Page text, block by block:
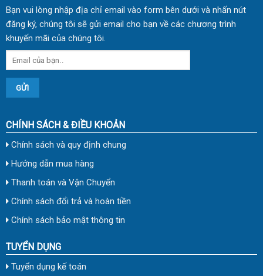
Bạn vui lòng nhập địa chỉ email vào form bên dưới và nhấn nút
đăng ký, chúng tôi sẽ gửi email cho bạn về các chương trình
khuyến mãi của chúng tôi.
CHÍNH SÁCH & ĐIỀU KHOẢN
Chính sách và quy định chung
Hướng dẫn mua hàng
Thanh toán và Vận Chuyển
Chính sách đổi trả và hoàn tiền
Chính sách bảo mật thông tin
TUYỂN DỤNG
Tuyển dụng kế toán